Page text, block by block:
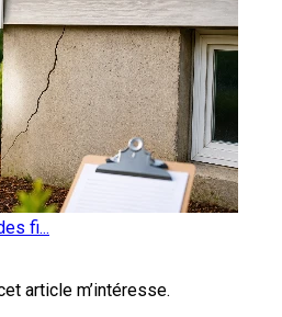
fi...
article m’intéresse.